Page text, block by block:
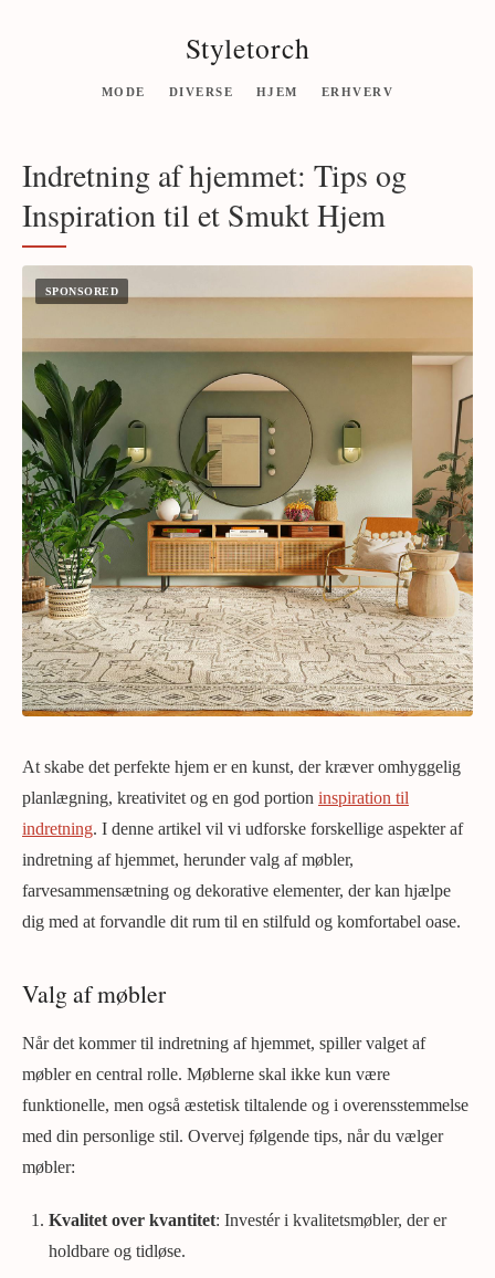
Styletorch
MODE DIVERSE HJEM ERHVERV
Indretning af hjemmet: Tips og
Inspiration til et Smukt Hjem
At skabe det perfekte hjem er en kunst, der kræver omhyggelig
planlægning, kreativitet og en god portion inspiration til
indretning. I denne artikel vil vi udforske forskellige aspekter af
indretning af hjemmet, herunder valg af møbler,
farvesammensætning og dekorative elementer, der kan hjælpe
dig med at forvandle dit rum til en stilfuld og komfortabel oase.
Valg af møbler
Når det kommer til indretning af hjemmet, spiller valget af
møbler en central rolle. Møblerne skal ikke kun være
funktionelle, men også æstetisk tiltalende og i overensstemmelse
med din personlige stil. Overvej følgende tips, når du vælger
møbler:
Kvalitet over kvantitet: Investér i kvalitetsmøbler, der er
holdbare og tidløse.